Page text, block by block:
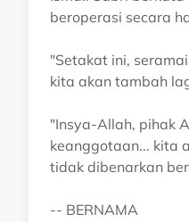
beroperasi secara
"Setakat ini,
kita akan tambah
"Insya-Allah, pihak
keanggotaan... kita
tidak dibenarkan
-- BERNAMA